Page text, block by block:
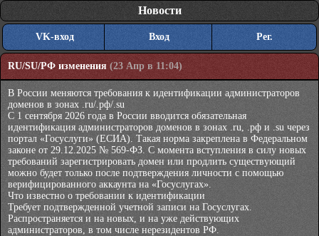
Новости
VK-вход Вход Рег.
RU/SU/РФ изменения (23 Апр в 11:04)
В России меняются требования к идентификации администраторов
доменов в зонах .ru/.рф/.su
С 1 сентября 2026 года в России вводится обязательная
идентификация администраторов доменов в зонах .ru, .рф и .su через
портал «Госуслуги» (ЕСИА). Такая норма закреплена в Федеральном
законе от 29.12.2025 № 569-ФЗ. С момента вступления в силу новых
требований зарегистрировать домен или продлить существующий
можно будет только после подтверждения личности с помощью
верифицированного аккаунта на «Госуслугах».
Что известно о требовании к идентификации
Требует подтвержденной учетной записи на Госуслугах.
Распространяется и на новых, и на уже действующих
администраторов, в том числе нерезидентов РФ.